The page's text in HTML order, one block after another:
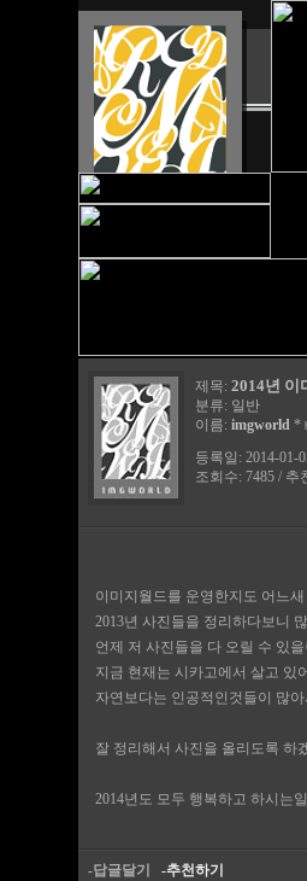
제목: 2014년 이
분류: 일반
이름: imgworld *
등록일: 2014-01-
조회수: 7485 / 추
이미지월드를 운영한지도 어느
2013년 사진들을 정리하다보니
언제 저 사진들을 다 오릴 수 있을
지금 현재는 시카고에서 살고 있
자연보다는 인공적인것들이 많아
잘 정리해서 사진을 올리도록 하
2014년도 모두 행복하고 하시는
-답글달기 -추천하기